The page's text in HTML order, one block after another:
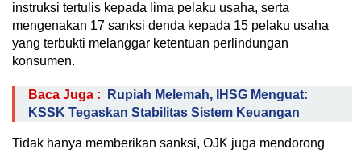
instruksi tertulis kepada lima pelaku usaha, serta
mengenakan 17 sanksi denda kepada 15 pelaku usaha
yang terbukti melanggar ketentuan perlindungan
konsumen.
Baca Juga :
Rupiah Melemah, IHSG Menguat:
KSSK Tegaskan Stabilitas Sistem Keuangan
Tidak hanya memberikan sanksi, OJK juga mendorong